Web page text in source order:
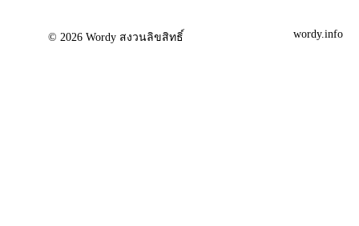
© 2026 Wordy สงวนลิขสิทธิ์ wordy.info